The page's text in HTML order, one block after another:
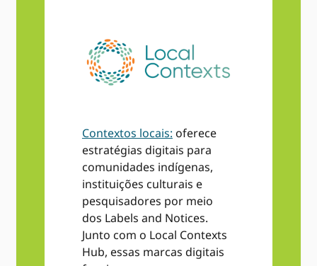
Contextos locais: oferece
estratégias digitais para
comunidades indígenas,
instituições culturais e
pesquisadores por meio
dos Labels and Notices.
Junto com o Local Contexts
Hub, essas marcas digitais